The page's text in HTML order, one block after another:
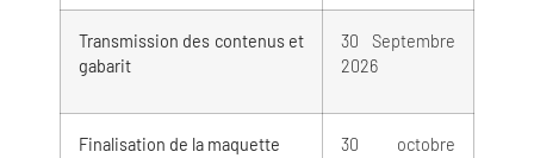
Transmission des contenus et
gabarit
30 Septembre
2026
Finalisation de la maquette
30 octobre